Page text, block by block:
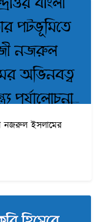
নজরুল ইসলামের